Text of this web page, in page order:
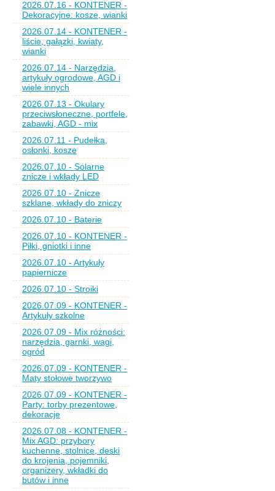
2026.07.16 - KONTENER -
Dekoracyjne: kosze, wianki
2026.07.14 - KONTENER -
liście, gałązki, kwiaty,
wianki
2026.07.14 - Narzędzia,
artykuły ogrodowe, AGD i
wiele innych
2026.07.13 - Okulary
przeciwsłoneczne, portfele,
zabawki, AGD - mix
2026.07.11 - Pudełka,
osłonki, kosze
2026.07.10 - Solarne
znicze i wkłady LED
2026.07.10 - Znicze
szklane, wkłady do zniczy
2026.07.10 - Baterie
2026.07.10 - KONTENER -
Piłki, gniotki i inne
2026.07.10 - Artykuły
papiernicze
2026.07.10 - Stroiki
2026.07.09 - KONTENER -
Artykuły szkolne
2026.07.09 - Mix różności:
narzędzia, garnki, wagi,
ogród
2026.07.09 - KONTENER -
Maty stołowe tworzywo
2026.07.09 - KONTENER -
Party: torby prezentowe,
dekoracje
2026.07.08 - KONTENER -
Mix AGD: przybory
kuchenne, stolnice, deski
do krojenia, pojemniki,
organizery, wkładki do
butów i inne